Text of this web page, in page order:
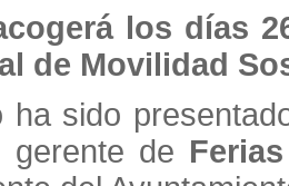
los días
de Movilidad
ha sido
gerente de